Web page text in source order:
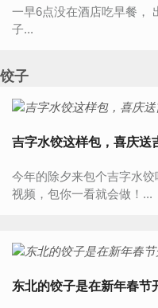
一早6点没在酒店吃早餐，
子...
饺子
吉字水饺这样包，喜庆送
今年的除夕来包个吉字水
视频，包你一看就会做！...
东北的饺子是在新年春节